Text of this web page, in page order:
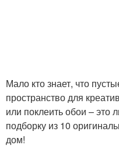
Мало кто знает, что
пространство для
или поклеить обои –
подборку из 10
дом!